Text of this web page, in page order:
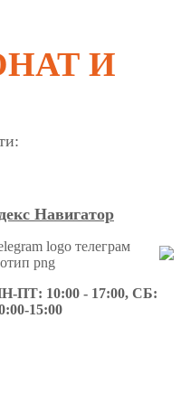
И
Навигатор
ПТ: 10:00 - 17:00, СБ:
15:00